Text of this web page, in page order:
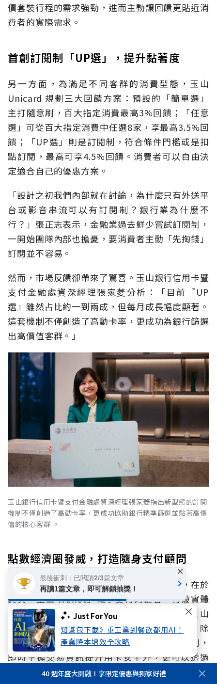
Just For You
知識包下載》重工業到餐飲都用AI！
產業降本增效全攻略
價套裝行程的需求強勁，進而主動讓回饋更貼近消
費者的實際需求。
首創訂閱制「UP選」，提升黏著度
另一方面，為滿足不同客群的消費型態，玉山
Unicard 規劃三大回饋方案：預設的「簡單選」
主打隨意刷，百大指定消費最高3%回饋；「任意
選」可從百大指定消費中任選8家，享最高3.5%回
饋；「UP選」則是訂閱制，符合條件門檻或是扣
點訂閱，最高可享4.5%回饋。消費者可以自由決
定適合自己的優惠方案。
「設計之初我們內部就在討論，為什麼只有外送平
台或影音串流可以有訂閱制？銀行業為什麼不
行？」張正志表示，金融業過去鮮少嘗試訂閱制，
一開始團隊內部也擔憂，要消費者主動「先掏錢」
訂閱並不容易。
然而，市場反饋卻帶來了驚喜。玉山銀行信用卡暨
支付金融處資深經理張家菱分析：「目前『UP
選』雖然占比約一到兩成，但每月成長幅度顯著。
這套機制不僅創造了高動卡率，更成功為銀行篩選
出高價值客群。」
玉山銀行信用卡暨支付金融處資深經理張家菱指出新型態的訂閱
機制不僅創造了高動卡率，更成功協助銀行精準篩選並黏著高價
值的核心客群 。
點數經濟圈發威，打造隨身支付顧問
林榮華認為，玉山Unicard的核心優勢之一，在於
其與「玉山 Wallet」電子支付的結合，打破實體
刷卡限制，實現一站式數位金融體驗。玉山
Wallet一直是玉山銀行經營卡友的重要工具，除
了可以讓卡友透過APP自主管理額度、消費類別，
即時掌握交易資訊提升用卡安全外，更可以透過
APP自由運用玉山e point，甚至將回饋透過電子
40 週年盛大開啟！享限定優惠與獨家好禮
最後衝刺：已閱讀2/3篇文章
再讀1篇文章，即可解鎖抽獎！
×